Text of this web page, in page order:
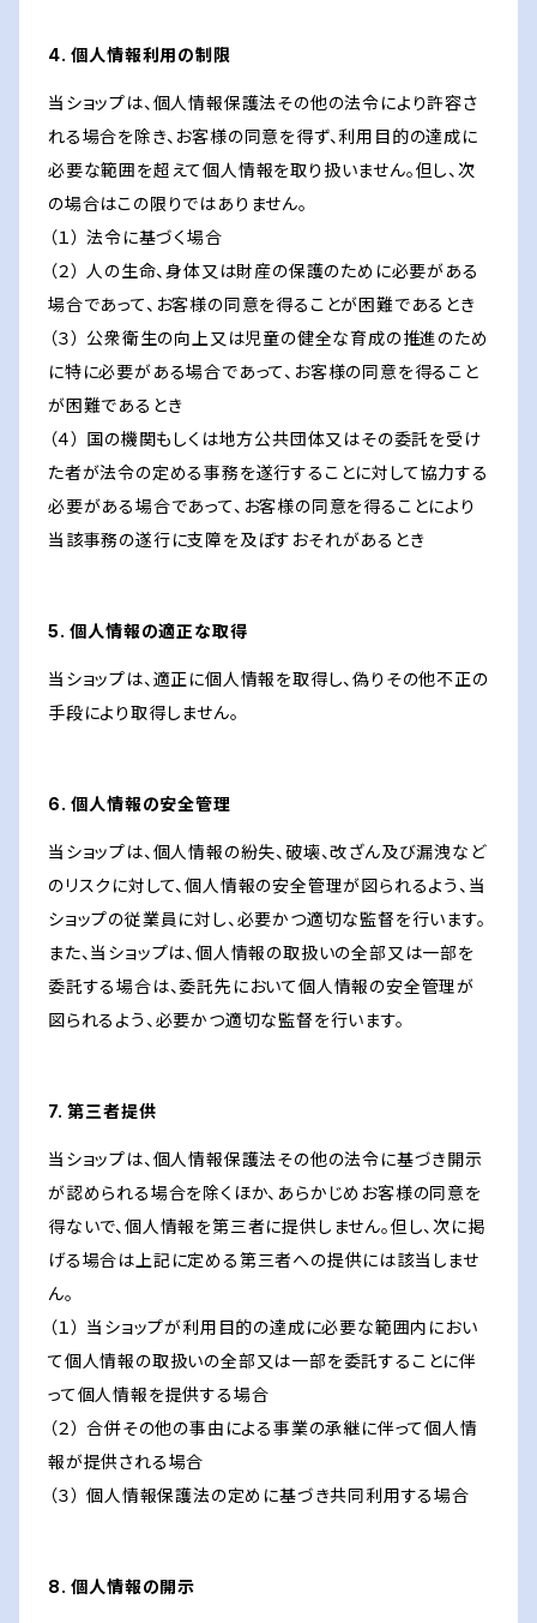
4. 個人情報利用の制限
当ショップは、個人情報保護法その他の法令により許容さ
れる場合を除き、お客様の同意を得ず、利用目的の達成に
必要な範囲を超えて個人情報を取り扱いません。但し、次
の場合はこの限りではありません。
（１） 法令に基づく場合
（２） 人の生命、身体又は財産の保護のために必要がある
場合であって、お客様の同意を得ることが困難であるとき
（３） 公衆衛生の向上又は児童の健全な育成の推進のため
に特に必要がある場合であって、お客様の同意を得ること
が困難であるとき
（４） 国の機関もしくは地方公共団体又はその委託を受け
た者が法令の定める事務を遂行することに対して協力する
必要がある場合であって、お客様の同意を得ることにより
当該事務の遂行に支障を及ぼすおそれがあるとき
5. 個人情報の適正な取得
当ショップは、適正に個人情報を取得し、偽りその他不正の
手段により取得しません。
6. 個人情報の安全管理
当ショップは、個人情報の紛失、破壊、改ざん及び漏洩など
のリスクに対して、個人情報の安全管理が図られるよう、当
ショップの従業員に対し、必要かつ適切な監督を行います。
また、当ショップは、個人情報の取扱いの全部又は一部を
委託する場合は、委託先において個人情報の安全管理が
図られるよう、必要かつ適切な監督を行います。
7. 第三者提供
当ショップは、個人情報保護法その他の法令に基づき開示
が認められる場合を除くほか、あらかじめお客様の同意を
得ないで、個人情報を第三者に提供しません。但し、次に掲
げる場合は上記に定める第三者への提供には該当しませ
ん。
（１） 当ショップが利用目的の達成に必要な範囲内におい
て個人情報の取扱いの全部又は一部を委託することに伴
って個人情報を提供する場合
（２） 合併その他の事由による事業の承継に伴って個人情
報が提供される場合
（３） 個人情報保護法の定めに基づき共同利用する場合
8. 個人情報の開示